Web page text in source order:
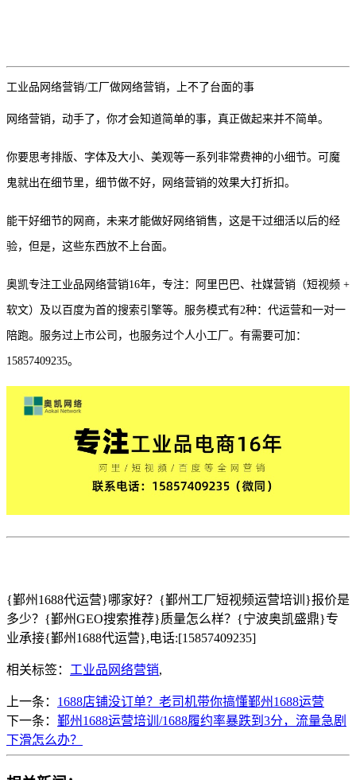
工业品网络营销/工厂做网络营销，上不了台面的事
网络营销，动手了，你才会知道简单的事，真正做起来并不简单。
你要思考排版、字体及大小、美观等一系列非常费神的小细节。可魔
鬼就出在细节里，细节做不好，网络营销的效果大打折扣。
能干好细节的网商，未来才能做好网络销售，这是干过细活以后的经
验，但是，这些东西放不上台面。
奥凯专注工业品网络营销16年，专注：阿里巴巴、社媒营销（短视频 +
软文）及以百度为首的搜索引擎等。服务模式有2种：代运营和一对一
陪跑。服务过上市公司，也服务过个人小工厂。有需要可加：
15857409235。
{鄞州1688代运营}哪家好？{鄞州工厂短视频运营培训}报价是
多少？{鄞州GEO搜索推荐}质量怎么样？{宁波奥凯盛鼎}专
业承接{鄞州1688代运营},电话:[15857409235]
相关标签： 工业品网络营销,
上一条： 1688店铺没订单？老司机带你搞懂鄞州1688运营
下一条： 鄞州1688运营培训/1688履约率暴跌到3分，流量急剧
下滑怎么办？